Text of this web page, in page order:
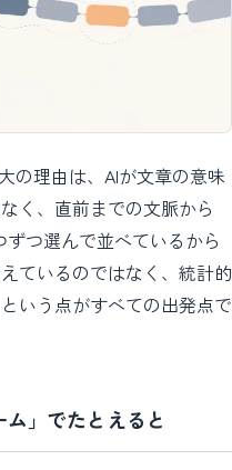
の理由は、AIが文章の意味
く、直前までの文脈から
ずつ選んで並べているから
ているのではなく、統計的
いう点がすべての出発点で
」でたとえると